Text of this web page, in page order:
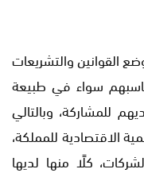
القوانين والتشريعات
سواء في طبيعة
للمشاركة، وبالتالي
الاقتصادية للمملكة،
كلًا منها لديها